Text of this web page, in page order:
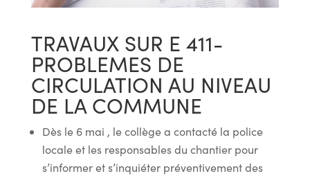
TRAVAUX SUR E 411-
PROBLEMES DE
CIRCULATION AU NIVEAU
DE LA COMMUNE
Dès le 6 mai , le collège a contacté la police
locale et les responsables du chantier pour
s’informer et s’inquiéter préventivement des